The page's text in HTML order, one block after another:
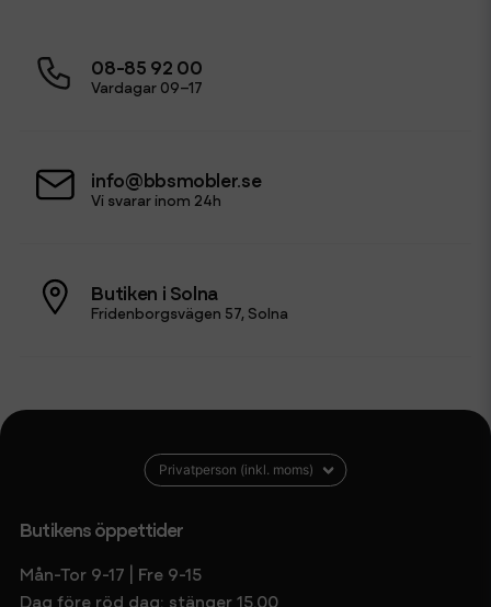
08-85 92 00
Vardagar 09–17
info@bbsmobler.se
Vi svarar inom 24h
Butiken i Solna
Fridenborgsvägen 57, Solna
Butikens öppettider
Mån-Tor 9-17 | Fre 9-15
Dag före röd dag: stänger 15.00